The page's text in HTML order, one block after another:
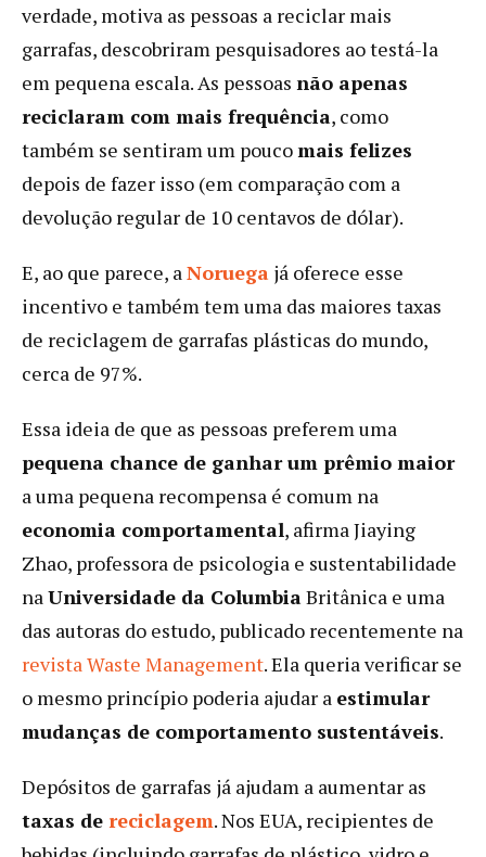
verdade, motiva as pessoas a reciclar mais
garrafas, descobriram pesquisadores ao testá-la
em pequena escala. As pessoas não apenas
reciclaram com mais frequência, como
também se sentiram um poucomais felizes
depois de fazer isso (em comparação com a
devolução regular de 10 centavos de dólar).
E, ao que parece, aNoruega já oferece esse
incentivo e também tem uma das maiores taxas
de reciclagem de garrafas plásticas do mundo,
cerca de 97%.
Essa ideia de que as pessoas preferem uma
pequena chance de ganhar um prêmio maior
a uma pequena recompensa é comum na
economia comportamental, afirma Jiaying
Zhao, professora de psicologia e sustentabilidade
naUniversidade da ColumbiaBritânica e uma
das autoras do estudo, publicado recentemente na
revista Waste Management. Ela queria verificar se
o mesmo princípio poderia ajudar a estimular
mudanças de comportamento sustentáveis.
Depósitos de garrafas já ajudam a aumentar as
taxas de reciclagem. Nos EUA, recipientes de